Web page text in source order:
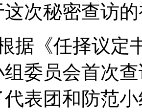
这次秘密查访
据《任择议定
组委员会首次
代表团和防范